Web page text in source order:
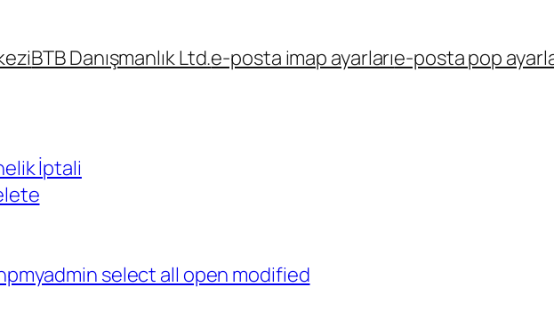
BTB Danışmanlık Ltd.e-posta imap ayarlarıe-posta pop
İptali
select all open modified